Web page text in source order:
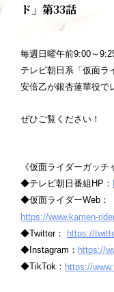
ド」第33話
毎週日曜午前9:00～
テレビ朝日系「仮面ラ
安倍乙が銀杏蓮華役で
ぜひご覧ください！
《仮面ライダーガッチ
◆テレビ朝日番組HP：
◆仮面ライダーWeb：
https://www.kamen-
◆Twitter：
https://
◆Instagram： https://
◆TikTok： https://